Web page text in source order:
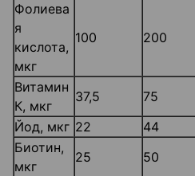
Фолиева
я
кислота,
мкг
100 200
Витамин
К, мкг
37,5 75
Йод, мкг 22 44
Биотин,
мкг
25 50